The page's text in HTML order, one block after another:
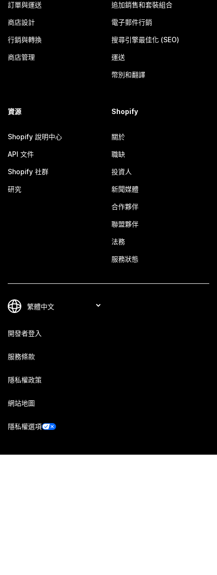
訂單與運送
商店設計
行銷與轉換
商店管理
追加銷售和套裝組合
電子郵件行銷
搜尋引擎最佳化 (SEO)
運送
幣別和翻譯
資源
Shopify 說明中心
API 文件
Shopify 社群
研究
Shopify
關於
職缺
投資人
新聞媒體
合作夥伴
聯盟夥伴
法務
服務狀態
開發者登入
服務條款
隱私權政策
網站地圖
隱私權選項